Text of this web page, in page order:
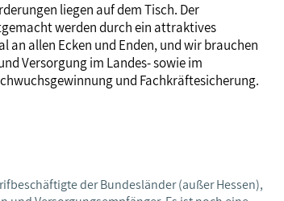
liegen auf dem Tisch. Der
werden durch ein attraktives
an allen Ecken und Enden, und wir brauchen
Versorgung im Landes- sowie im
und Fachkräftesicherung.
der Bundesländer (außer Hessen),